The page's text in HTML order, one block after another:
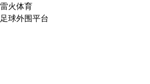
雷火体育
足球外围平台